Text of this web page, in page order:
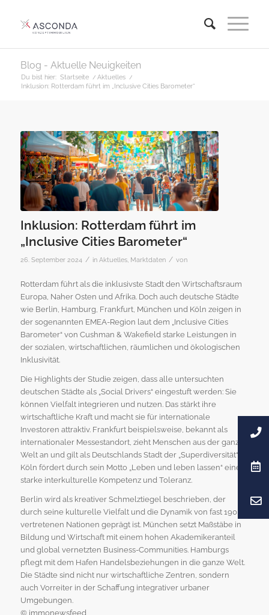
Blog - Aktuelle Neuigkeiten
Du bist hier: Startseite / Aktuelles /
Inklusion: Rotterdam führt im „Inclusive Cities Barometer“
Inklusion: Rotterdam führt im
„Inclusive Cities Barometer“
26. September 2024 / in Aktuelles, Marktdaten / von
Rotterdam führt als die inklusivste Stadt den Wirtschaftsraum
Europa, Naher Osten und Afrika. Doch auch deutsche Städte
wie Berlin, Hamburg, Frankfurt, München und Köln zeigen in
der sogenannten EMEA-Region laut dem „Inclusive Cities
Barometer“ von Cushman & Wakefield starke Leistungen in
der sozialen, wirtschaftlichen, räumlichen und ökologischen
Inklusivität.
Die Highlights der Studie zeigen, dass alle untersuchten
deutschen Städte als „Social Drivers“ eingestuft werden: Sie
können Vielfalt integrieren und nutzen. Das stärkt ihre
wirtschaftliche Kraft und macht sie für internationale
Investoren attraktiv. Frankfurt beispielsweise, bekannt als
internationaler Messestandort, zieht Menschen aus der ganzen
Welt an und gilt als Deutschlands Stadt der „Superdiversität“.
Köln fördert durch sein Motto „Leben und leben lassen“ eine
starke interkulturelle Kompetenz und Toleranz.
Berlin wird als kreativer Schmelztiegel beschrieben, der
durch seine kulturelle Vielfalt und die Dynamik von fast 190
vertretenen Nationen geprägt ist. München setzt Maßstäbe in
Bildung und Wirtschaft mit einem hohen Akademikeranteil
und global vernetzten Business-Communities. Hamburgs
pflegt mit dem Hafen Handelsbeziehungen in die ganze Welt.
Die Städte sind nicht nur wirtschaftliche Zentren, sondern
auch Vorreiter in der Schaffung integrativer urbaner
Umgebungen.
© immonewsfeed